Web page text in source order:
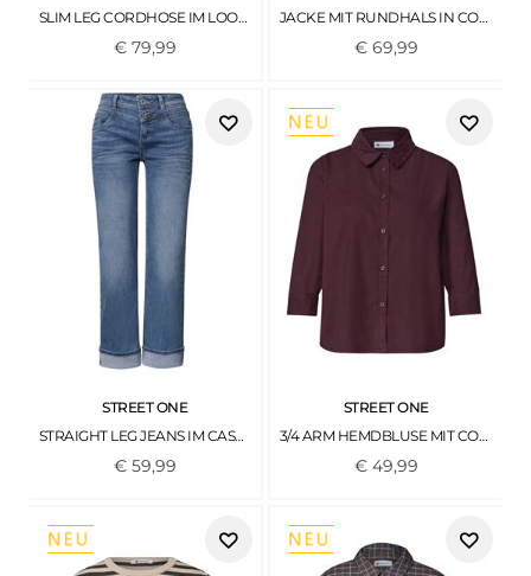
SLIM LEG CORDHOSE IM LOOSE FIT BLACK COFFEE
€ 79,99
JACKE MIT RUNDHALS IN CORD-OPTIK BLACK COFFEE
€ 69,99
STREET ONE
STRAIGHT LEG JEANS IM CASUAL FIT MIT TURN-UP MID BLUE AUTHENTIC WASHED
€ 59,99
STREET ONE
3/4 ARM HEMDBLUSE MIT CORDMIX RUSTIC ROUGE
€ 49,99